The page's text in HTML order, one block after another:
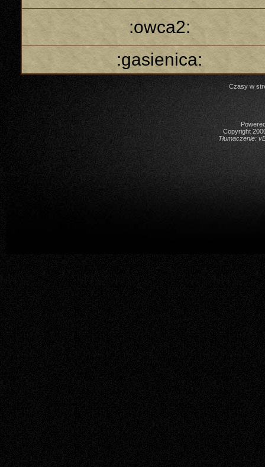
:owca2:
:gasienica:
Czasy w
Copyright
Tłumaczenie: